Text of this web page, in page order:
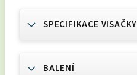
SPECIFIKACE VISAČKY
BALENÍ